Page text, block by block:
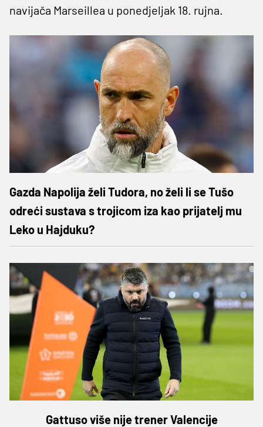
navijača Marseillea u ponedjeljak 18. rujna.
Gazda Napolija želi Tudora, no želi li se Tušo
odreći sustava s trojicom iza kao prijatelj mu
Leko u Hajduku?
Gattuso više nije trener Valencije